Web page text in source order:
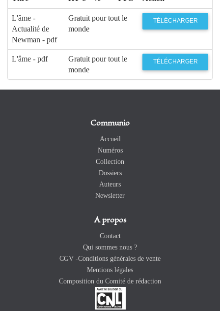
L'âme -
Actualité de
Newman - pdf
Gratuit pour tout le
monde
TÉLÉCHARGER
L'âme - pdf
Gratuit pour tout le
monde
TÉLÉCHARGER
Communio
Accueil
Numéros
Collection
Dossiers
Auteurs
Newsletter
A propos
Contact
Qui sommes nous ?
CGV -Conditions générales de vente
Mentions légales
Composition du Comité de rédaction